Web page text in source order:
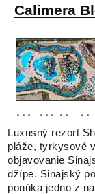
Luxusný rezort
pláže, tyrkysové
objavovanie
džípe. Sinajský
ponúka jedno z